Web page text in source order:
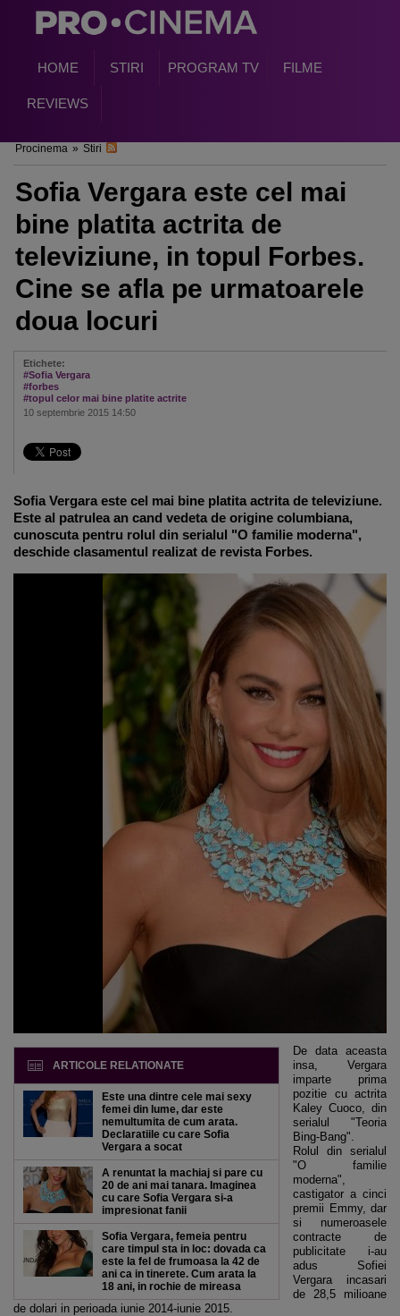
HOME STIRI PROGRAM TV FILME
REVIEWS
Procinema » Stiri
Sofia Vergara este cel mai
bine platita actrita de
televiziune, in topul Forbes.
Cine se afla pe urmatoarele
doua locuri
Etichete:
#Sofia Vergara
#forbes
#topul celor mai bine platite actrite
10 septembrie 2015 14:50
Sofia Vergara este cel mai bine platita actrita de televiziune.
Este al patrulea an cand vedeta de origine columbiana,
cunoscuta pentru rolul din serialul "O familie moderna",
deschide clasamentul realizat de revista Forbes.
ARTICOLE RELATIONATE
Este una dintre cele mai sexy
femei din lume, dar este
nemultumita de cum arata.
Declaratiile cu care Sofia
Vergara a socat
A renuntat la machiaj si pare cu
20 de ani mai tanara. Imaginea
cu care Sofia Vergara si-a
impresionat fanii
Sofia Vergara, femeia pentru
care timpul sta in loc: dovada ca
este la fel de frumoasa la 42 de
ani ca in tinerete. Cum arata la
18 ani, in rochie de mireasa
De data aceasta
insa, Vergara
imparte prima
pozitie cu actrita
Kaley Cuoco, din
serialul "Teoria
Bing-Bang".
Rolul din serialul
"O familie
moderna",
castigator a cinci
premii Emmy, dar
si numeroasele
contracte de
publicitate i-au
adus Sofiei
Vergara incasari
de 28,5 milioane
de dolari in perioada iunie 2014-iunie 2015.